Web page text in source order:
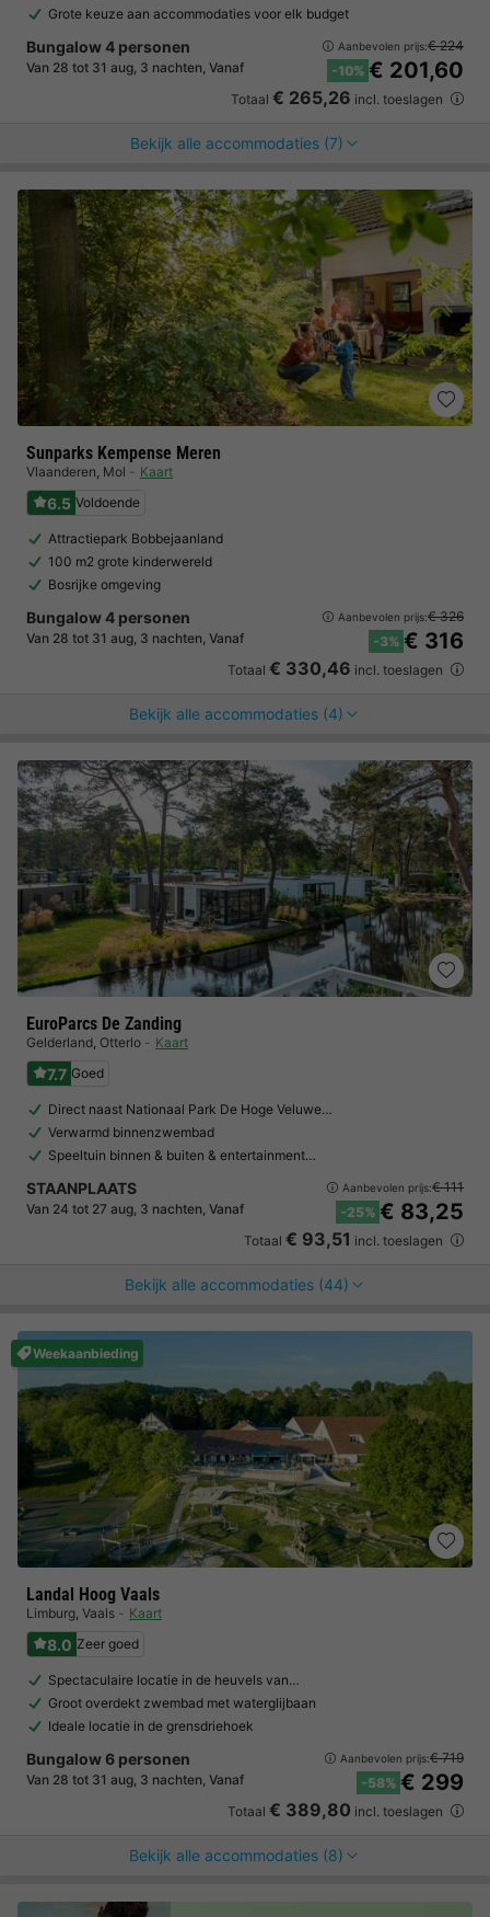
Grote keuze aan accommodaties voor elk budget
Bungalow 4 personen
Van 28 tot 31 aug, 3 nachten, Vanaf
Aanbevolen prijs:€ 224
-10% € 201,60
Totaal € 265,26 incl. toeslagen
Bekijk alle accommodaties (7)
Sunparks Kempense Meren
Vlaanderen, Mol Kaart
6.5 Voldoende
Attractiepark Bobbejaanland
100 m2 grote kinderwereld
Bosrijke omgeving
Bungalow 4 personen
Van 28 tot 31 aug, 3 nachten, Vanaf
Aanbevolen prijs:€ 326
-3% € 316
Totaal € 330,46 incl. toeslagen
Bekijk alle accommodaties (4)
EuroParcs De Zanding
Gelderland, Otterlo Kaart
7.7 Goed
Direct naast Nationaal Park De Hoge Veluwe…
Verwarmd binnenzwembad
Speeltuin binnen & buiten & entertainment…
STAANPLAATS
Van 24 tot 27 aug, 3 nachten, Vanaf
Aanbevolen prijs:€ 111
-25% € 83,25
Totaal € 93,51 incl. toeslagen
Bekijk alle accommodaties (44)
Weekaanbieding
Landal Hoog Vaals
Limburg, Vaals Kaart
8.0 Zeer goed
Spectaculaire locatie in de heuvels van…
Groot overdekt zwembad met waterglijbaan
Ideale locatie in de grensdriehoek
Bungalow 6 personen
Van 28 tot 31 aug, 3 nachten, Vanaf
Aanbevolen prijs:€ 719
-58% € 299
Totaal € 389,80 incl. toeslagen
Bekijk alle accommodaties (8)